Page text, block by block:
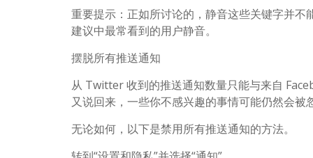
重要提示：正如所讨论的，静音这些关键字并不
建议中最常看到的用户静音。
摆脱所有推送通知
从 Twitter 收到的推送通知数量只能与来自
又说回来，一些你不感兴趣的事情可能仍然会被
无论如何，以下是禁用所有推送通知的方法。